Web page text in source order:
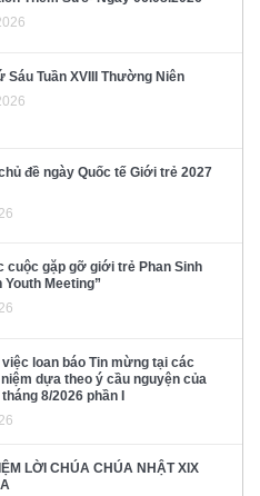
Sáu Tuần XVIII Thường Niên
đề ngày Quốc tế Giới trẻ 2027
cuộc gặp gỡ giới trẻ Phan Sinh
Youth Meeting”
loan báo Tin mừng tại các
dựa theo ý cầu nguyện của
8/2026 phần I
LỜI CHÚA CHÚA NHẬT XIX